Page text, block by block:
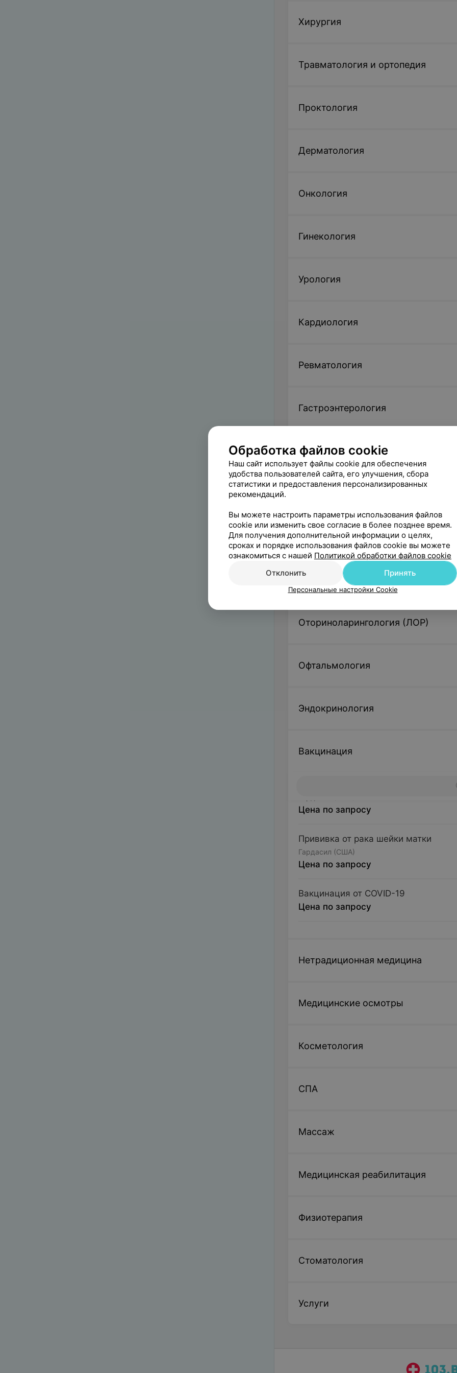
Хирургия
Травматология и ортопедия
Проктология
Дерматология
Онкология
Гинекология
Урология
Кардиология
Ревматология
Гастроэнтерология
Терапия
Неврология
Аллергология
Оториноларингология (ЛОР)
Офтальмология
Эндокринология
Вакцинация
Прививка от вируса папилломы
Цена по запросу
Прививка от рака шейки матки
Гардасил (США)
Цена по запросу
Вакцинация от COVID-19
Цена по запросу
Нетрадиционная медицина
Медицинские осмотры
Косметология
СПА
Массаж
Медицинская реабилитация
Физиотерапия
Стоматология
Услуги
Обработка файлов cookie
Наш сайт использует файлы cookie для обеспечения
удобства пользователей сайта, его улучшения, сбора
статистики и предоставления персонализированных
рекомендаций.
Вы можете настроить параметры использования файлов
cookie или изменить свое согласие в более позднее время.
Для получения дополнительной информации о целях,
сроках и порядке использования файлов cookie вы можете
ознакомиться с нашей Политикой обработки файлов cookie
Отклонить
Принять
Персональные настройки Cookie